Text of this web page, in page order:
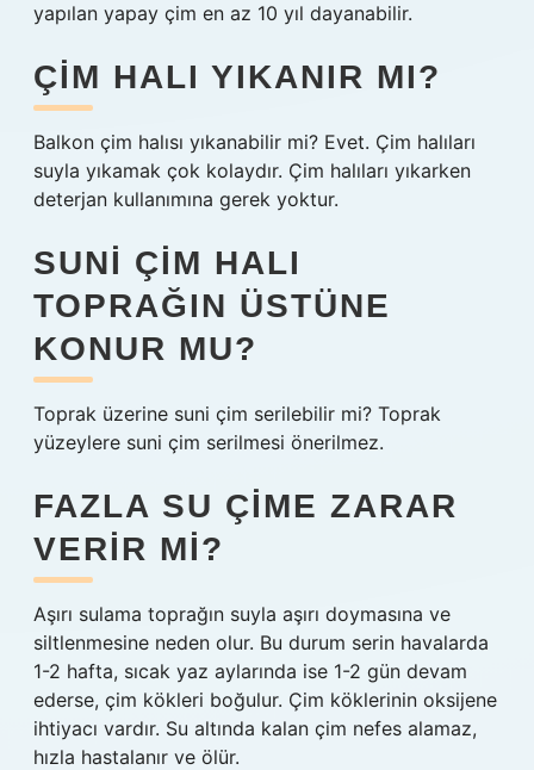
yapılan yapay çim en az 10 yıl dayanabilir.
ÇIM HALI YIKANIR MI?
Balkon çim halısı yıkanabilir mi? Evet. Çim halıları
suyla yıkamak çok kolaydır. Çim halıları yıkarken
deterjan kullanımına gerek yoktur.
SUNI ÇIM HALI
TOPRAĞIN ÜSTÜNE
KONUR MU?
Toprak üzerine suni çim serilebilir mi? Toprak
yüzeylere suni çim serilmesi önerilmez.
FAZLA SU ÇIME ZARAR
VERIR MI?
Aşırı sulama toprağın suyla aşırı doymasına ve
siltlenmesine neden olur. Bu durum serin havalarda
1-2 hafta, sıcak yaz aylarında ise 1-2 gün devam
ederse, çim kökleri boğulur. Çim köklerinin oksijene
ihtiyacı vardır. Su altında kalan çim nefes alamaz,
hızla hastalanır ve ölür.